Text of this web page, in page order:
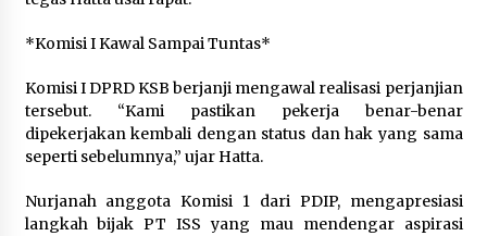
Combine Tetap Berjalan Karena Sudah Menjadi
Dirut Jasa Raharja Dampingi Wamenhub Tinjau
Penanganan Korban KM Mutiara Sentosa II di
2 hari ago
7 TAHUN DIBIARKAN…! 10 LEMBAGA GERAM :
SIDAK BUPATI dan KAPOLRES DI LANTUNG CUMA
Sidak Cuma Foto – Foto “
3 hari ago
*Komisi I Kawal Sampai Tuntas*
Komisi I DPRD KSB berjanji mengawal realisasi perjanjian
tersebut. “Kami pastikan pekerja benar-benar
dipekerjakan kembali dengan status dan hak yang sama
seperti sebelumnya,” ujar Hatta.
Nurjanah anggota Komisi 1 dari PDIP, mengapresiasi
langkah bijak PT ISS yang mau mendengar aspirasi